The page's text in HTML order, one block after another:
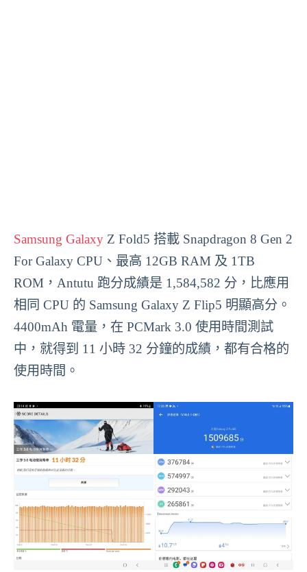
Samsung Galaxy Z Fold5 搭載 Snapdragon 8 Gen 2
For Galaxy CPU、最高 12GB RAM 及 1TB
ROM，Antutu 跑分成績是 1,584,582 分，比應用
相同 CPU 的 Samsung Galaxy Z Flip5 明顯高分。
4400mAh 電量，在 PCMark 3.0 使用時間測試
中，就得到 11 小時 32 分鐘的成績，都有合格的
使用時間。